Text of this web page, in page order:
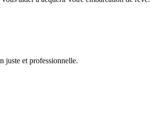
juste et professionnelle.